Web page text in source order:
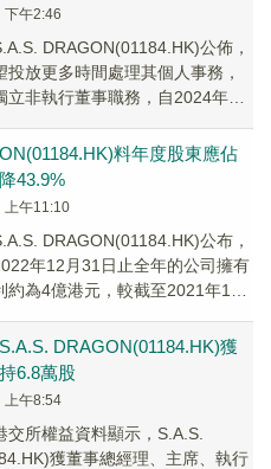
午2:46
DRAGON(01184.HK)公佈，
投放更多時間處理其個人事務，
立非執行董事職務，自2024年12
料年度股東應佔
43.9%
上午11:10
DRAGON(01184.HK)公布，
年12月31日止全年的公司擁有
約為4億港元，較截至2021年12
DRAGON(01184.HK)獲
6.8萬股
上午8:54
交所權益資料顯示，S.A.S.
獲董事總經理、主席、執行